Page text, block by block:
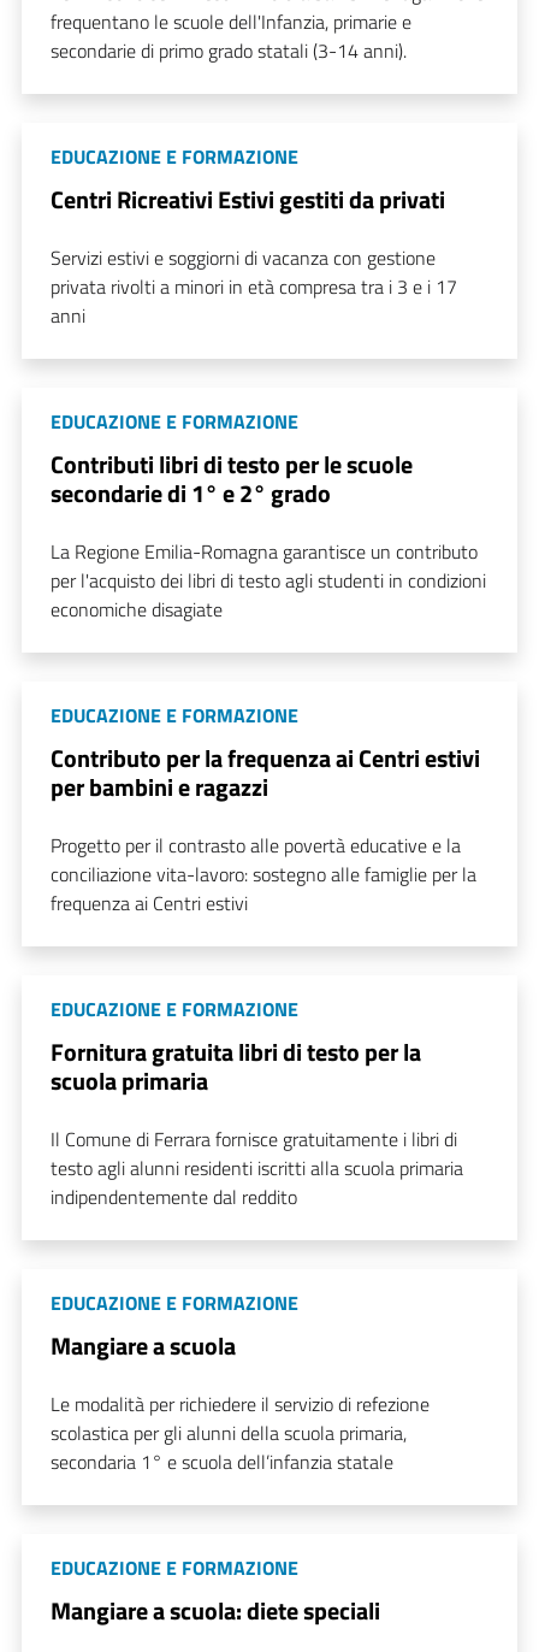
frequentano le scuole dell'Infanzia, primarie e
secondarie di primo grado statali (3-14 anni).
EDUCAZIONE E FORMAZIONE
Centri Ricreativi Estivi gestiti da privati
Servizi estivi e soggiorni di vacanza con gestione
privata rivolti a minori in età compresa tra i 3 e i 17
anni
EDUCAZIONE E FORMAZIONE
Contributi libri di testo per le scuole
secondarie di 1° e 2° grado
La Regione Emilia-Romagna garantisce un contributo
per l'acquisto dei libri di testo agli studenti in condizioni
economiche disagiate
EDUCAZIONE E FORMAZIONE
Contributo per la frequenza ai Centri estivi
per bambini e ragazzi
Progetto per il contrasto alle povertà educative e la
conciliazione vita-lavoro: sostegno alle famiglie per la
frequenza ai Centri estivi
EDUCAZIONE E FORMAZIONE
Fornitura gratuita libri di testo per la
scuola primaria
Il Comune di Ferrara fornisce gratuitamente i libri di
testo agli alunni residenti iscritti alla scuola primaria
indipendentemente dal reddito
EDUCAZIONE E FORMAZIONE
Mangiare a scuola
Le modalità per richiedere il servizio di refezione
scolastica per gli alunni della scuola primaria,
secondaria 1° e scuola dell’infanzia statale
EDUCAZIONE E FORMAZIONE
Mangiare a scuola: diete speciali